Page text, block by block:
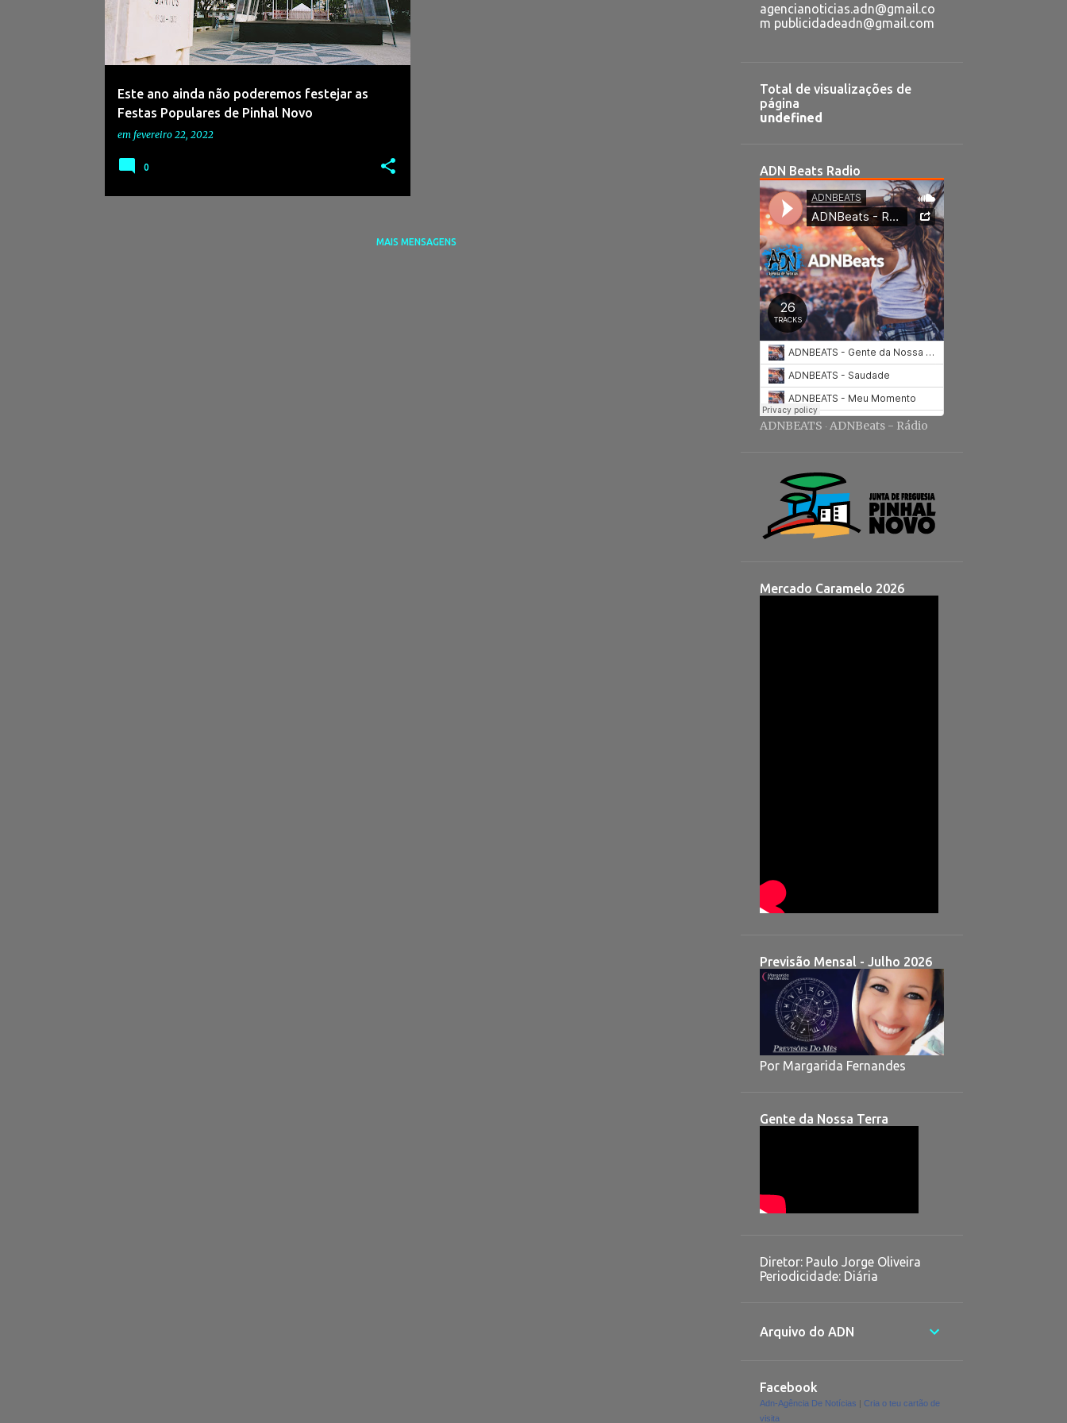
s
Este ano ainda não poderemos festejar as
Festas Populares de Pinhal Novo
em fevereiro 22, 2022
0
MAIS MENSAGENS
agencianoticias.adn@gmail.co
m publicidadeadn@gmail.com
Total de visualizações de
página
und efned
ADN Beats Radio
ADNBEATS · ADNBeats - Rádio
Mercado Caramelo 2026
Previsão Mensal - Julho 2026
Por Margarida Fernandes
Gente da Nossa Terra
Diretor: Paulo Jorge Oliveira
Periodicidade: Diária
Arquivo do ADN
Facebook
Adn-Agência De Notícias
Cria o teu cartão de
visita